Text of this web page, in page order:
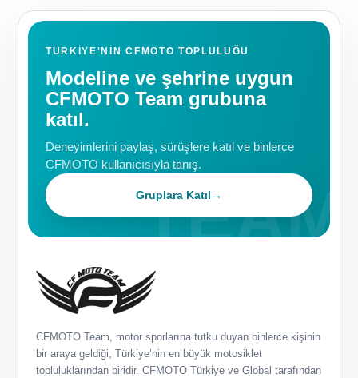
TÜRKIYE'NIN CFMOTO TOPLULUĞU
Modeline ve şehrine uygun
CFMOTO Team grubuna
katıl.
Deneyimlerini paylaş, sürüşlere katıl ve binlerce
CFMOTO kullanıcısıyla tanış.
Gruplara Katıl→
CFMOTO Team, motor sporlarına tutku duyan binlerce kişinin
bir araya geldiği, Türkiye’nin en büyük motosiklet
topluluklarından biridir. CFMOTO Türkiye ve Global tarafından